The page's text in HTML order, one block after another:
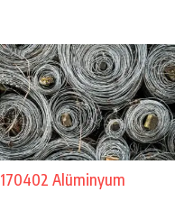
170402 Alüminyum